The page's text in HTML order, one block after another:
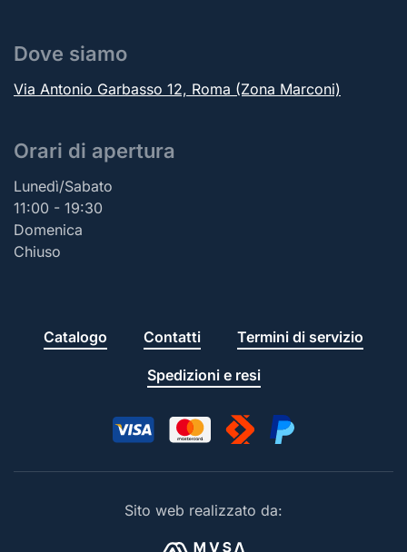
Dove siamo
Via Antonio Garbasso 12, Roma (Zona Marconi)
Orari di apertura
Lunedì/Sabato
11:00 - 19:30
Domenica
Chiuso
Catalogo Contatti Termini di servizio
Spedizioni e resi
Sito web realizzato da: